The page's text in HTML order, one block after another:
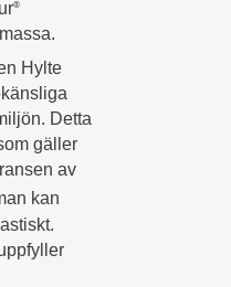
®
Hylte
Detta
gäller
av
kan